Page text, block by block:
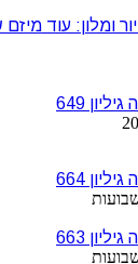
דיור ומלון: עוד
649
664
663